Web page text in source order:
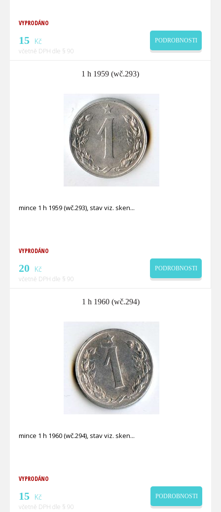
VYPRODÁNO
15 Kč
včetně DPH dle § 90
PODROBNOSTI
1 h 1959 (wč.293)
mince 1 h 1959 (wč.293), stav viz. sken
VYPRODÁNO
20 Kč
včetně DPH dle § 90
PODROBNOSTI
1 h 1960 (wč.294)
mince 1 h 1960 (wč.294), stav viz. sken
VYPRODÁNO
15 Kč
včetně DPH dle § 90
PODROBNOSTI